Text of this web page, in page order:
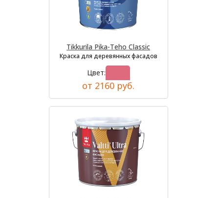
Tikkurila Pika-Teho Classic
Краска для деревянных фасадов
Цвет:
от 2160 руб.